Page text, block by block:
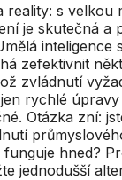
reality: s velkou
je skutečná a
inteligence
zefektivnit
zvládnutí
rychlé
Otázka zní:
hned?
jednodušší